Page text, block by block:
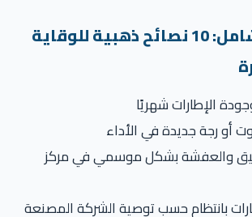
دليل وقائي شامل: 10 نصائح ذهبية للوقاية
شهريًا
رجة جديدة في الأداء
والعفشة بشكل موسمي في مركز
بانتظام حسب توصية الشركة المصنعة